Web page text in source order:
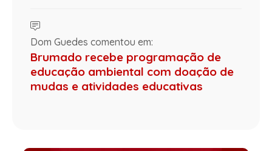
Dom Guedes comentou em:
Brumado recebe programação de
educação ambiental com doação de
mudas e atividades educativas